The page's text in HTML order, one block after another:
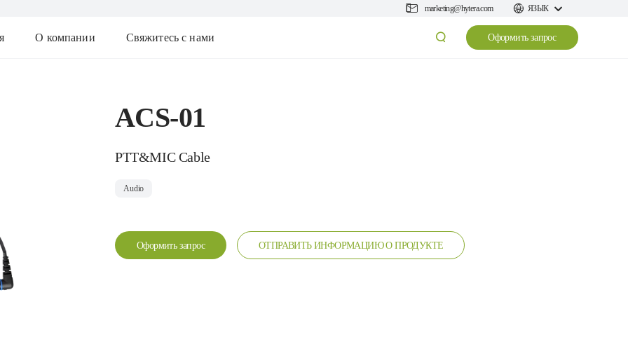
marketing@hytera.com ЯЗЫК
О компании Свяжитесь с нами Оформить запрос
ACS-01
PTT&MIC Cable
Audio
Оформить запрос ОТПРАВИТЬ ИНФОРМАЦИЮ О ПРОДУКТЕ